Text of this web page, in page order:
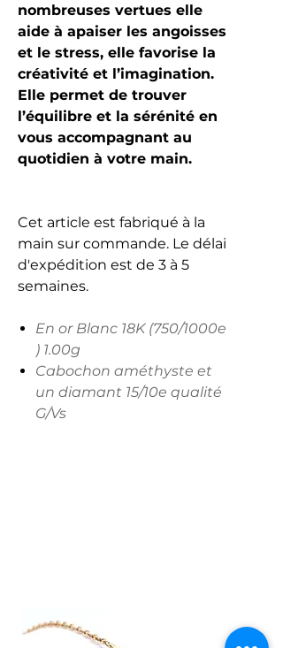
nombreuses vertues elle
aide à apaiser les angoisses
et le stress, elle favorise la
créativité et l’imagination.
Elle permet de trouver
l’équilibre et la sérénité en
vous accompagnant au
quotidien à votre main.
Cet article est fabriqué à la
main sur commande. Le délai
d'expédition est de 3 à 5
semaines.
En or Blanc 18K (750/1000e
) 1.00g
Cabochon améthyste et
un diamant 15/10e qualité
G/Vs